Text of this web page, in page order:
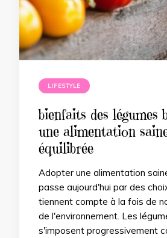
LIFESTYLE
bienfaits des légumes
une alimentation
équilibrée
Adopter une alimentation
passe aujourd'hui par des
tiennent compte à la fois de
de l'environnement. Les
s'imposent progressivement